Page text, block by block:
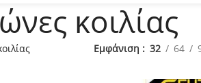
κοιλίας
Εμφάνιση 32 64